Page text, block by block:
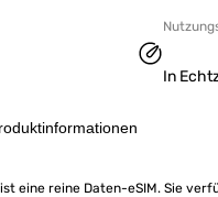
In
ist eine reine Daten-eSIM. Sie